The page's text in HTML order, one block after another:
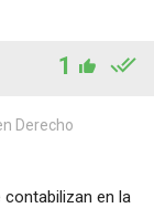
1
Derecho
en la